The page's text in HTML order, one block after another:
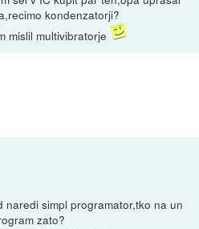
kondenzatorji?
mislil multivibratorje
simpl programator,tko na un
zato?